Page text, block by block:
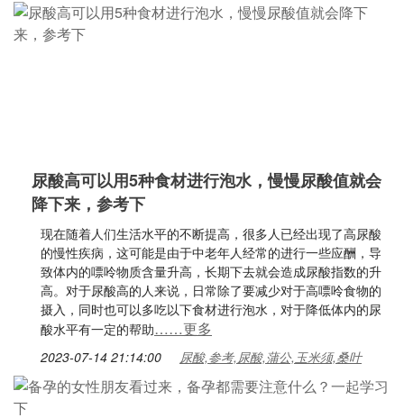
尿酸高可以用5种食材进行泡水，慢慢尿酸值就会
降下来，参考下
现在随着人们生活水平的不断提高，很多人已经出现了高尿酸
的慢性疾病，这可能是由于中老年人经常的进行一些应酬，导
致体内的嘌呤物质含量升高，长期下去就会造成尿酸指数的升
高。对于尿酸高的人来说，日常除了要减少对于高嘌呤食物的
摄入，同时也可以多吃以下食材进行泡水，对于降低体内的尿
酸水平有一定的帮助……更多
2023-07-14 21:14:00 尿酸,参考,尿酸,蒲公,玉米须,桑叶